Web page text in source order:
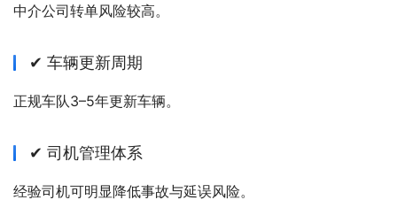
中介公司转单风险较高。
✔ 车辆更新周期
正规车队3–5年更新车辆。
✔ 司机管理体系
经验司机可明显降低事故与延误风险。